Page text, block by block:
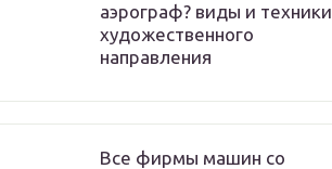
аэрограф? виды и техники
художественного
направления
Все фирмы машин со